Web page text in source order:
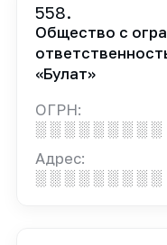
558.
Общество с
«Булат»
ОГРН:
░ ░ ░ ░ ░ ░ ░ ░ ░
Адрес:
░ ░ ░ ░ ░ ░ ░ ░ ░